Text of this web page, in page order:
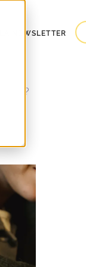
NEWSLETTER
?